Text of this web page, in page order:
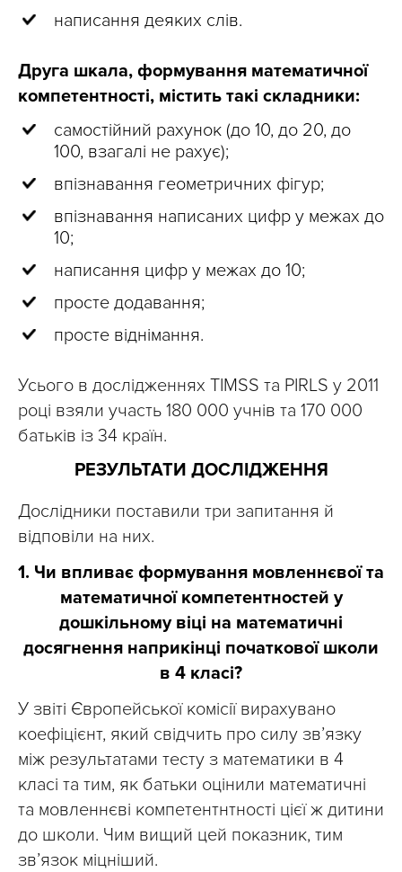
написання деяких слів.
Друга шкала, формування математичної
компетентності, містить такі складники:
самостійний рахунок (до 10, до 20, до
100, взагалі не рахує);
впізнавання геометричних фігур;
впізнавання написаних цифр у межах до
10;
написання цифр у межах до 10;
просте додавання;
просте віднімання.
Усього в дослідженнях TIMSS та PIRLS у 2011
році взяли участь 180 000 учнів та 170 000
батьків із 34 країн.
РЕЗУЛЬТАТИ ДОСЛІДЖЕННЯ
Дослідники поставили три запитання й
відповіли на них.
1. Чи впливає формування мовленнєвої та
математичної компетентностей у
дошкільному віці на математичні
досягнення наприкінці початкової школи
в 4 класі?
У звіті Європейської комісії вирахувано
коефіцієнт, який свідчить про силу зв’язку
між результатами тесту з математики в 4
класі та тим, як батьки оцінили математичні
та мовленнєві компетентнтності цієї ж дитини
до школи. Чим вищий цей показник, тим
зв’язок міцніший.